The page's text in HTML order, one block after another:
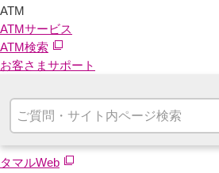
ATM
ATMサービス
ATM検索
お客さまサポート
タマルWeb